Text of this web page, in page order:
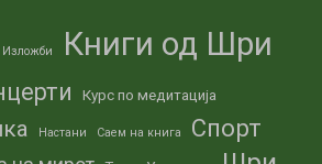
Изложби
Книги од Шри
Курс по медитација
Настани Саем на книга Спорт